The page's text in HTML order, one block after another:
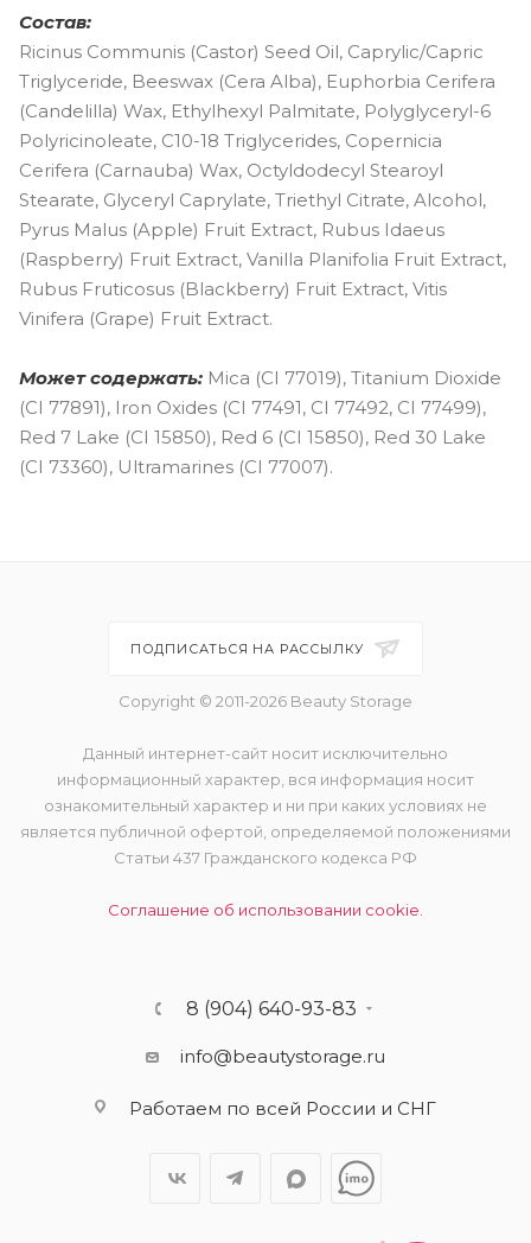
Состав:
Ricinus Communis (Castor) Seed Oil, Caprylic/Capric
Triglyceride, Beeswax (Cera Alba), Euphorbia Cerifera
(Candelilla) Wax, Ethylhexyl Palmitate, Polyglyceryl-6
Polyricinoleate, C10-18 Triglycerides, Copernicia
Cerifera (Carnauba) Wax, Octyldodecyl Stearoyl
Stearate, Glyceryl Caprylate, Triethyl Citrate, Alcohol,
Pyrus Malus (Apple) Fruit Extract, Rubus Idaeus
(Raspberry) Fruit Extract, Vanilla Planifolia Fruit Extract,
Rubus Fruticosus (Blackberry) Fruit Extract, Vitis
Vinifera (Grape) Fruit Extract.
Может содержать: Mica (CI 77019), Titanium Dioxide
(CI 77891), Iron Oxides (CI 77491, CI 77492, CI 77499),
Red 7 Lake (CI 15850), Red 6 (CI 15850), Red 30 Lake
(CI 73360), Ultramarines (CI 77007).
ПОДПИСАТЬСЯ НА РАССЫЛКУ
Copyright © 2011-2026 Beauty Storage
Данный интернет-сайт носит исключительно
информационный характер, вся информация носит
ознакомительный характер и ни при каких условиях не
является публичной офертой, определяемой положениями
Статьи 437 Гражданского кодекса РФ
Соглашение об использовании cookie.
8 (904) 640-93-83
info@beautystorage.ru
Работаем по всей России и СНГ